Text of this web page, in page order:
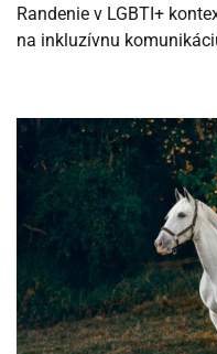
Randenie v LGBTI+
na inkluzívnu